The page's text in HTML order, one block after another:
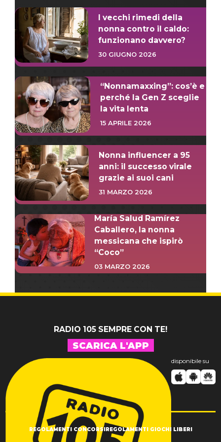
I vecchi rimedi della
nonna contro il caldo:
funzionano davvero?
30 GIUGNO 2026
“Nonnamaxxing”: cos’è e
perché la Gen Z sceglie
la vita lenta
15 APRILE 2026
Nonna influencer a 95
anni: il successo virale
grazie ai suoi cani
31 MARZO 2026
María Salud Ramírez
Caballero, la nonna
messicana che ispirò
“Coco”
03 MARZO 2026
RADIO 105 SEMPRE CON TE!
SCARICA L'APP
disponibile su
REGOLAMENTI CONCORSIREGOLAMENTI GIOCHI LIBERI